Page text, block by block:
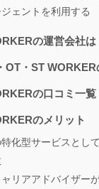
ェントを利用する
の運営会社は
OT・ST WORKER
の口コミ一覧
のメリット
化型サービスとし
リアアドバイザー